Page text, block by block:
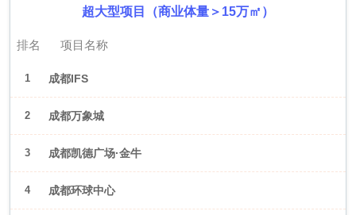
超大型项目（商业体量＞15万㎡）
排名 项目名称
1 成都IFS
2 成都万象城
3 成都凯德广场·金牛
4 成都环球中心